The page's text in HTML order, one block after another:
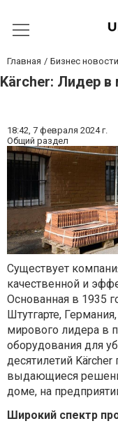
Главная Бизнес новости
Kärcher: Лидер в
18:42, 7 февраля 2024 г.
Общий раздел
Существует
качественной и
Основанная в 1935
Штутгарте,
мирового лидера в
оборудования для
десятилетий
выдающиеся
доме, на
Широкий спектр